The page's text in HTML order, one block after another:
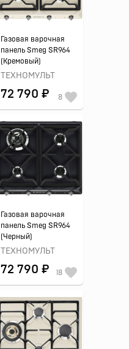
Газовая варочная
панель Smeg SR964
(Кремовый)
ТЕХНОМУЛЬТ
72 790 ₽ 8
Газовая варочная
панель Smeg SR964
(Черный)
ТЕХНОМУЛЬТ
72 790 ₽ 18